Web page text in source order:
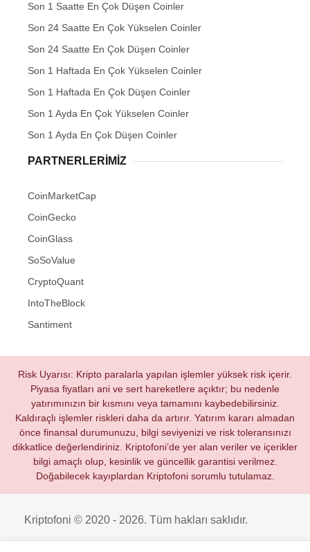
Son 1 Saatte En Çok Düşen Coinler
Son 24 Saatte En Çok Yükselen Coinler
Son 24 Saatte En Çok Düşen Coinler
Son 1 Haftada En Çok Yükselen Coinler
Son 1 Haftada En Çok Düşen Coinler
Son 1 Ayda En Çok Yükselen Coinler
Son 1 Ayda En Çok Düşen Coinler
PARTNERLERIMIZ
CoinMarketCap
CoinGecko
CoinGlass
SoSoValue
CryptoQuant
IntoTheBlock
Santiment
Risk Uyarısı: Kripto paralarla yapılan işlemler yüksek risk içerir.
Piyasa fiyatları ani ve sert hareketlere açıktır; bu nedenle
yatırımınızın bir kısmını veya tamamını kaybedebilirsiniz.
Kaldıraçlı işlemler riskleri daha da artırır. Yatırım kararı almadan
önce finansal durumunuzu, bilgi seviyenizi ve risk toleransınızı
dikkatlice değerlendiriniz. Kriptofoni’de yer alan veriler ve içerikler
bilgi amaçlı olup, kesinlik ve güncellik garantisi verilmez.
Doğabilecek kayıplardan Kriptofoni sorumlu tutulamaz.
Kriptofoni © 2020 - 2026. Tüm hakları saklıdır.